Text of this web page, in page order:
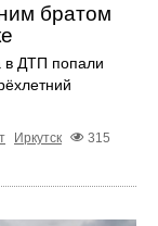
братом
в ДТП попали
Иркутск
315